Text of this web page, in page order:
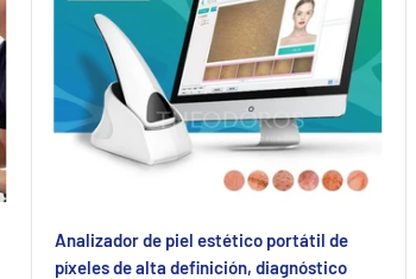
Analizador de piel estético portátil de
píxeles de alta definición, diagnóstico